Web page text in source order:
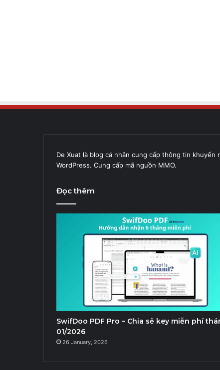
De Xuat là blog cá nhân cung cấp thông tin khuyến
WordPress. Cung cấp mã nguồn MMO.
Đọc thêm
SwifDoo PDF Pro – Chia sẻ key miễn phí
01/2026
26 January, 2026